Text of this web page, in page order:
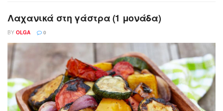
Λαχανικά στη γάστρα (1 μονάδα)
BY OLGA 0